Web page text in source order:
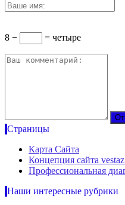
8 − = четыре
Страницы
Карта Сайта
Концепция сайта
Профессиональная
Наши интересные рубрики